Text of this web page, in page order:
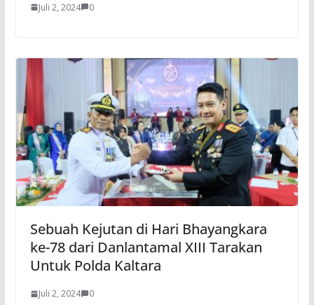
Juli 2, 2024 0
Sebuah Kejutan di Hari Bhayangkara
ke-78 dari Danlantamal XIII Tarakan
Untuk Polda Kaltara
Juli 2, 2024 0